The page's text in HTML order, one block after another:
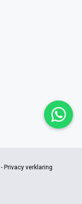
- Privacy verklaring